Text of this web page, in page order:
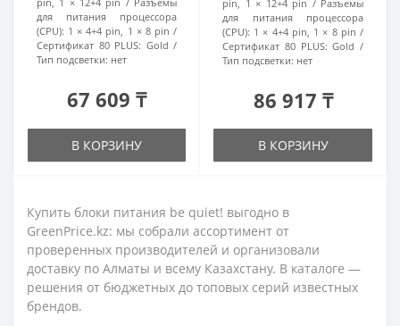
для питания процессора
(CPU): 1 × 4+4 pin, 1 × 8 pin
Сертификат 80 PLUS: Gold
Тип подсветки: нет
67 609 ₸
В КОРЗИНУ
pin, 1 × 12+4 pin
Разъемы
для питания процессора
(CPU): 1 × 4+4 pin, 1 × 8 pin
Сертификат 80 PLUS: Gold
Тип подсветки: нет
86 917 ₸
В КОРЗИНУ
Купить блоки питания be quiet! выгодно в
GreenPrice.kz: мы собрали ассортимент от
проверенных производителей и организовали
доставку по Алматы и всему Казахстану. В каталоге —
решения от бюджетных до топовых серий известных
брендов.